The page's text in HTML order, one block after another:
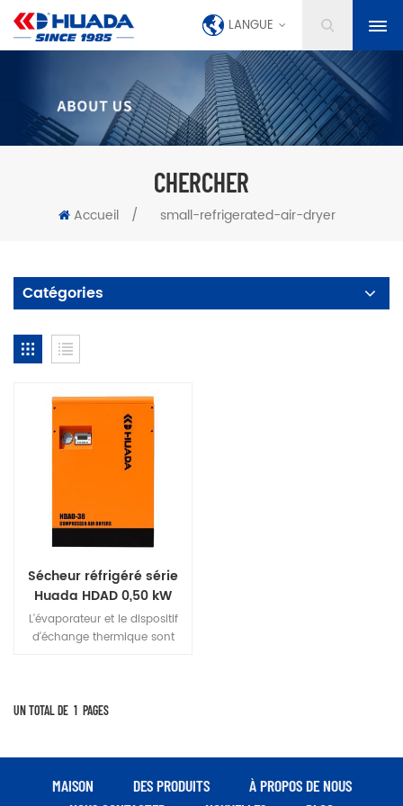
LANGUE
CHERCHER
Accueil / small-refrigerated-air-dryer
Catégories
Sécheur réfrigéré série
Huada HDAD 0,50 kW
L'évaporateur et le dispositif
d'échange thermique sont
réchauffage pour éliminer
caractéristiques d'un faible
coût d'exploitation et d'une
UN TOTAL DE 1 PAGES
MAISON DES PRODUITS
À PROPOS DE NOUS